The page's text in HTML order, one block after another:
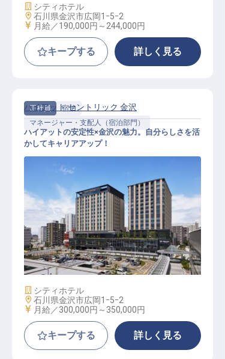
施設業態
シティホテル
勤務地
石川県金沢市広岡1ｰ5ｰ2
給与
月給／190,000円～ 244,000円
キープする 詳しく見る
正社員
宿泊
マネージャー・支配人（宿泊部門）
フロントデューティーマネージャー
│月給30万～／髪色・ネイル自由
ハイアット セントリック 金沢
ハイアットの安定性×金沢の魅力。自分らしさを活
かしてキャリアアップ！
施設業態
シティホテル
勤務地
石川県金沢市広岡1ｰ5ｰ2
給与
月給／300,000円～ 350,000円
キープする 詳しく見る